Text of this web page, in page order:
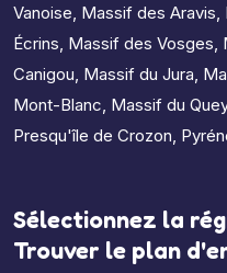
Vanoise, Massif des Aravis,
Écrins, Massif des Vosges,
Canigou, Massif du Jura,
Mont-Blanc, Massif du
Presqu'île de Crozon,
Sélectionnez la
Trouver le plan